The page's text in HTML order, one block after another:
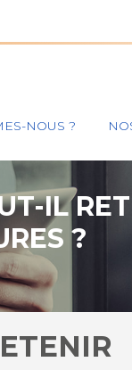
NOUS ?
IL
?